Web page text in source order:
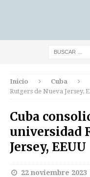
Inicio Cuba
Rutgers de Nueva Jersey,
Cuba
universidad
Jersey, EEUU
22 noviembre 2023